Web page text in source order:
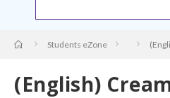
Students eZone
(English)